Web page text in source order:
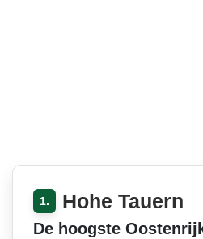
1. Hohe Tauern
De hoogste